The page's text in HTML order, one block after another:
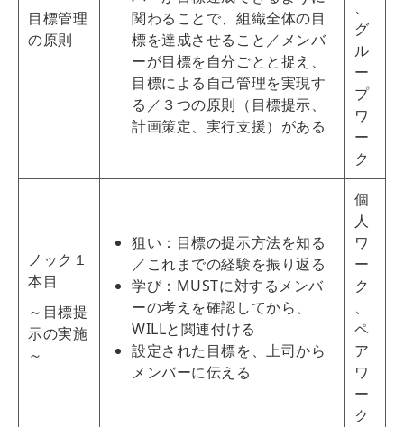
目標管理
の原則
関わることで、組織全体の目
標を達成させること／メンバ
ーが目標を自分ごとと捉え、
目標による自己管理を実現す
る／３つの原則（目標提示、
計画策定、実行支援）がある
、
グ
ル
ー
プ
ワ
ー
ク
ノック１
本目
～目標提
示の実施
～
狙い：目標の提示方法を知る
／これまでの経験を振り返る
学び：MUSTに対するメンバ
ーの考えを確認してから、
WILLと関連付ける
設定された目標を、上司から
メンバーに伝える
個
人
ワ
ー
ク
、
ペ
ア
ワ
ー
ク